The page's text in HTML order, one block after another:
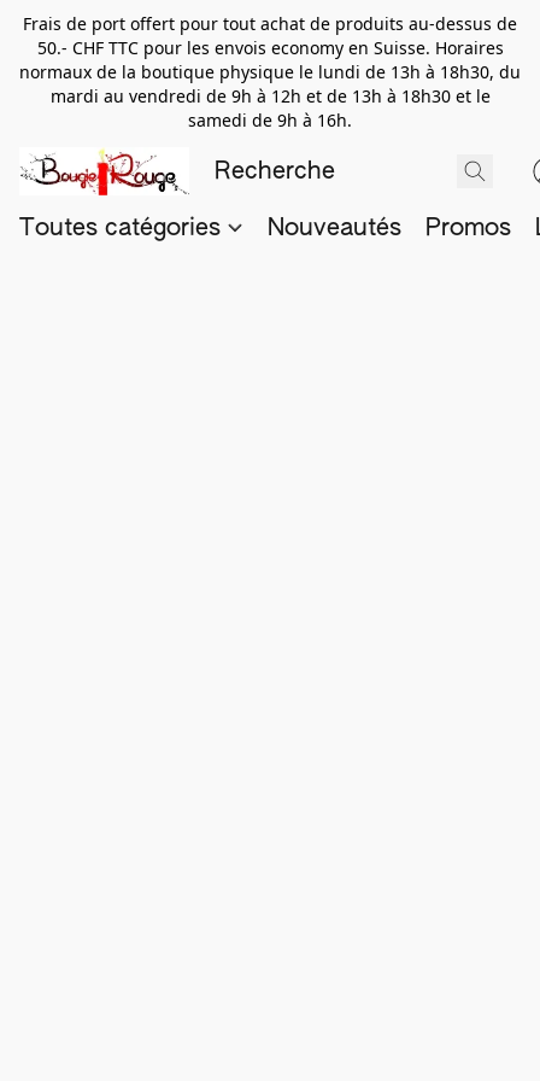
Frais de port offert pour tout achat de produits au-dessus de
50.- CHF TTC pour les envois economy en Suisse. Horaires
normaux de la boutique physique le lundi de 13h à 18h30, du
mardi au vendredi de 9h à 12h et de 13h à 18h30 et le
samedi de 9h à 16h.
Toutes catégories Nouveautés Promos